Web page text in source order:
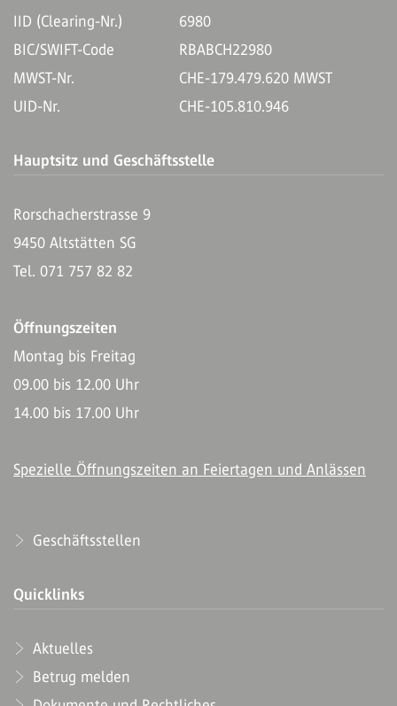
IID (Clearing-Nr.)
6980
BIC/SWIFT-Code
RBABCH22980
MWST-Nr.
CHE-179.479.620 MWST
UID-Nr.
CHE-105.810.946
Hauptsitz und Geschäftsstelle
Rorschacherstrasse 9
9450 Altstätten SG
Tel. 071 757 82 82
Öffnungszeiten
Montag bis Freitag
09.00 bis 12.00 Uhr
14.00 bis 17.00 Uhr
Spezielle Öffnungszeiten an Feiertagen und Anlässen
Geschäftsstellen
Quicklinks
Aktuelles
Betrug melden